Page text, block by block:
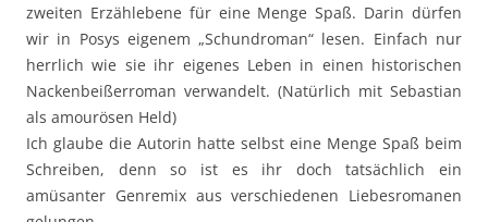
zweiten Erzählebene für eine Menge Spaß. Darin dürfen
wir in Posys eigenem „Schundroman“ lesen. Einfach nur
herrlich wie sie ihr eigenes Leben in einen historischen
Nackenbeißerroman verwandelt. (Natürlich mit Sebastian
als amourösen Held)
Ich glaube die Autorin hatte selbst eine Menge Spaß beim
Schreiben, denn so ist es ihr doch tatsächlich ein
amüsanter Genremix aus verschiedenen Liebesromanen